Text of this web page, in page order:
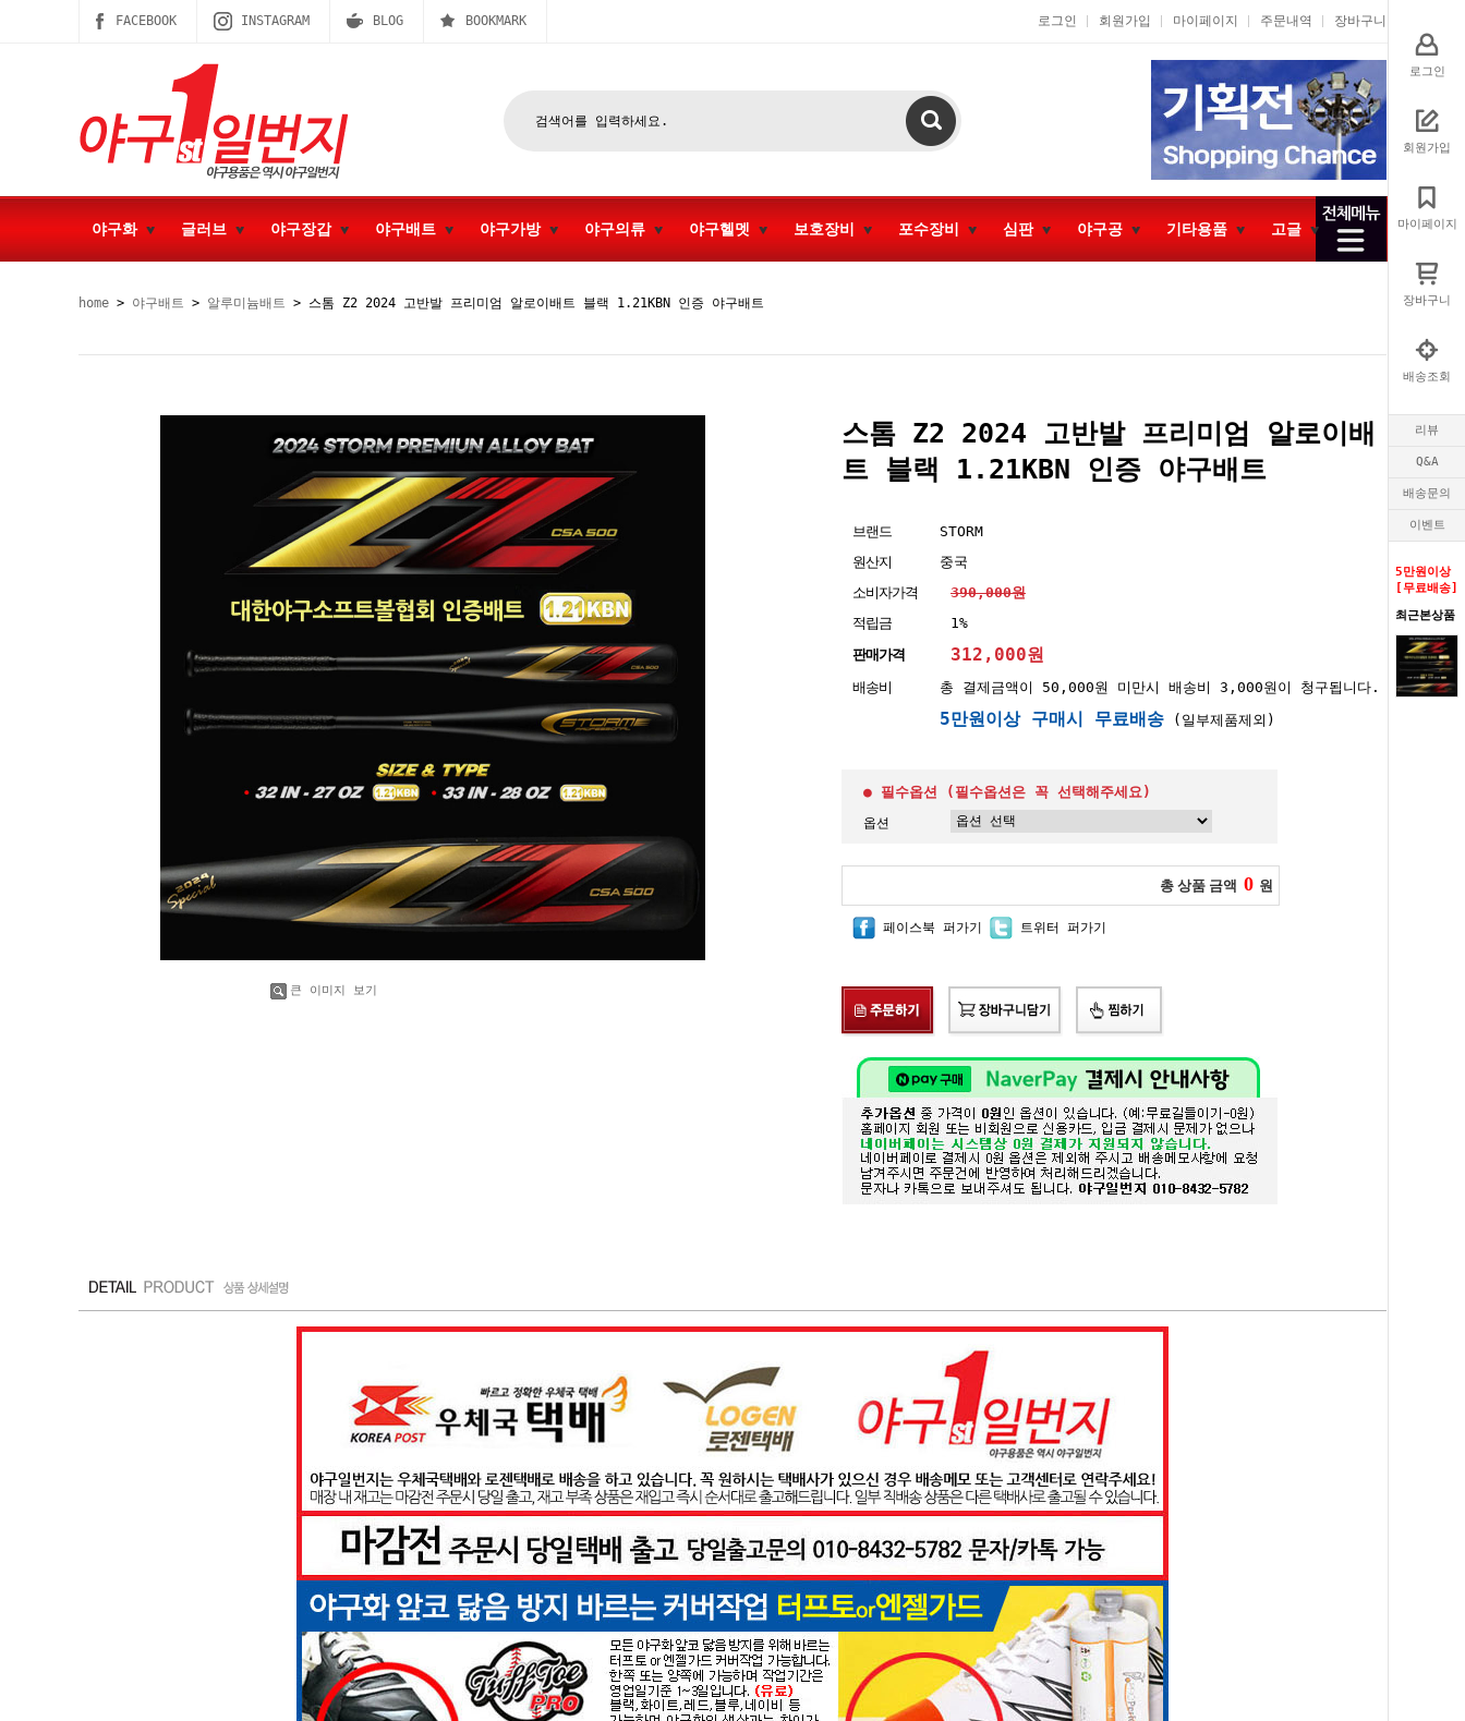
로그인
회원가입
마이페이지
장바구니
배송조회
리뷰
Q&A
배송문의
이벤트
5만원이상
[무료배송]
최근본상품
FACEBOOK INSTAGRAM BLOG BOOKMARK 로그인 회원가입 마이페이지 주문내역 장바구니
야구화 글러브 야구장갑 야구배트 야구가방 야구의류 야구헬멧 보호장비 포수장비 심판 야구공 기타용품 고글
home > 야구배트 > 알루미늄배트 > 스톰 Z2 2024 고반발 프리미엄 알로이배트 블랙 1.21KBN 인증 야구배트
큰 이미지 보기
스톰 Z2 2024 고반발 프리미엄 알로이배
트 블랙 1.21KBN 인증 야구배트
브랜드
STORM
원산지
중국
소비자가격
390,000원
적립금
1%
판매가격
312,000원
배송비 총 결제금액이 50,000원 미만시 배송비 3,000원이 청구됩니다.
5만원이상 구매시 무료배송 (일부제품제외)
● 필수옵션 (필수옵션은 꼭 선택해주세요)
옵션
총 상품 금액 0 원
페이스북 퍼가기 트위터 퍼가기